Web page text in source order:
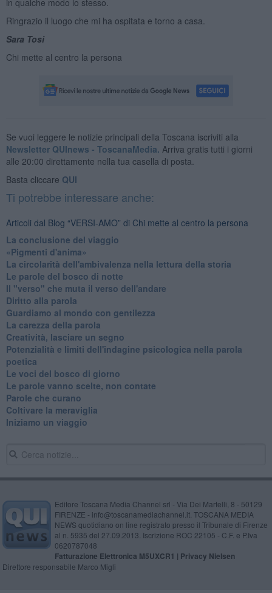
Ringrazio il luogo che mi ha ospitata e torno a casa.
Sara Tosi
Chi mette al centro la persona
Se vuoi leggere le notizie principali della Toscana iscriviti alla
Newsletter QUInews - ToscanaMedia. Arriva gratis tutti i giorni
alle 20:00 direttamente nella tua casella di posta.
Basta cliccare QUI
Ti potrebbe interessare anche:
Articoli dal Blog “VERSI-AMO” di Chi mette al centro la persona
La conclusione del viaggio
​«Pigmenti d'anima»
La circolarità dell'ambivalenza nella lettura della storia
Le parole del bosco di notte
Il "verso" che muta il verso dell'andare
Diritto alla parola
​Guardiamo al mondo con gentilezza
La carezza della parola
Creatività, lasciare un segno
Potenzialità e limiti dell'indagine psicologica nella parola
poetica
Le voci del bosco di giorno
Le parole vanno scelte, non contate
Parole che curano
Coltivare la meraviglia
Iniziamo un viaggio
Editore Toscana Media Channel srl - Via Dei Martelli, 8 - 50129
FIRENZE - info@toscanamediachannel.it. TOSCANA MEDIA
NEWS quotidiano on line registrato presso il Tribunale di Firenze
al n. 5935 del 27.09.2013. Iscrizione ROC 22105 - C.F. e P.Iva
0620787048
Fatturazione Elettronica M5UXCR1 | Privacy Nielsen
Direttore responsabile Marco Migli